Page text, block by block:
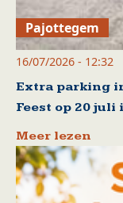
Pajottegem
16/07/2026 - 12:32
Extra parking
Feest op 20 juli
Meer lezen